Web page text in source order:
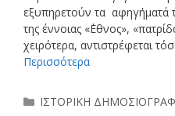
εξυπηρετούν τα αφηγήματά
της έννοιας «΄Εθνος»,
χειρότερα, αντιστρέφεται
Περισσότερα
Κατηγορίες
ΙΣΤΟΡΙΚΗ